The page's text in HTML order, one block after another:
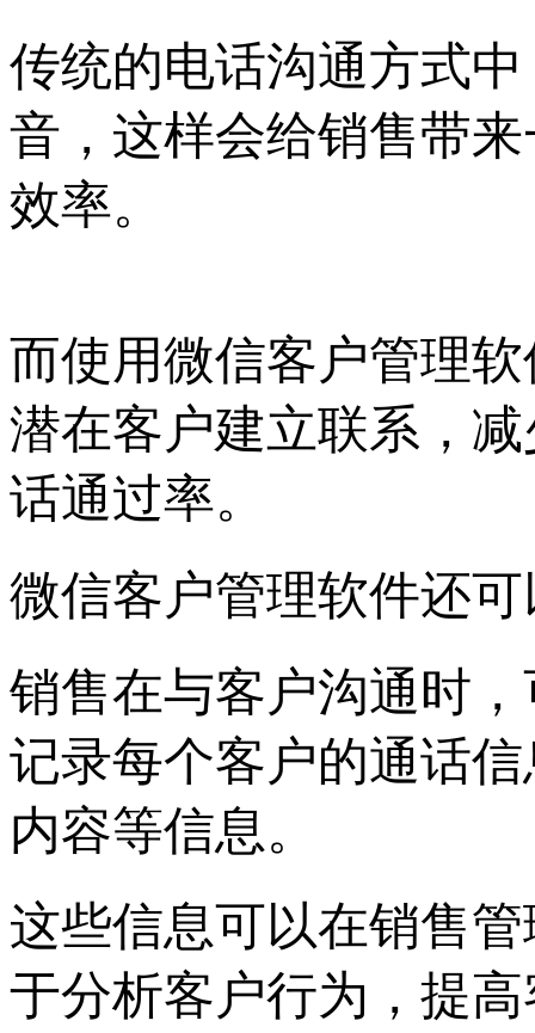
传统的电话沟通方式
音，这样会给销售带
效率。
而使用微信客户管理
潜在客户建立联系，
话通过率。
微信客户管理软件还
销售在与客户沟通时
记录每个客户的通话
内容等信息。
这些信息可以在销售
于分析客户行为，提